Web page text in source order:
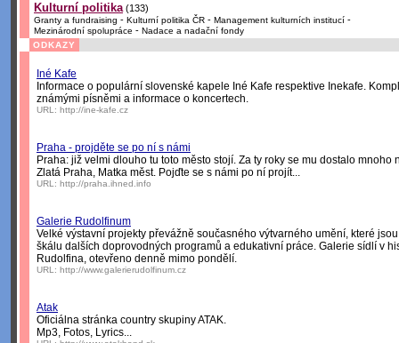
Kulturní politika (133)
Granty a fundraising - Kulturní politika ČR - Management kulturních institucí -
Mezinárodní spolupráce - Nadace a nadační fondy
ODKAZY
Iné Kafe
Informace o populární slovenské kapele Iné Kafe respektive Inekafe.
známými písněmi a informace o koncertech.
URL: http://ine-kafe.cz
Praha - projděte se po ní s námi
Praha: již velmi dlouho tu toto město stojí. Za ty roky se mu dostalo mnoho
Zlatá Praha, Matka měst. Pojďte se s námi po ní projít...
URL: http://praha.ihned.info
Galerie Rudolfinum
Velké výstavní projekty převážně současného výtvarného umění, které
škálu dalších doprovodných programů a edukativní práce. Galerie sídlí v
Rudolfina, otevřeno denně mimo pondělí.
URL: http://www.galerierudolfinum.cz
Atak
Oficiálna stránka country skupiny ATAK.
Mp3, Fotos, Lyrics...